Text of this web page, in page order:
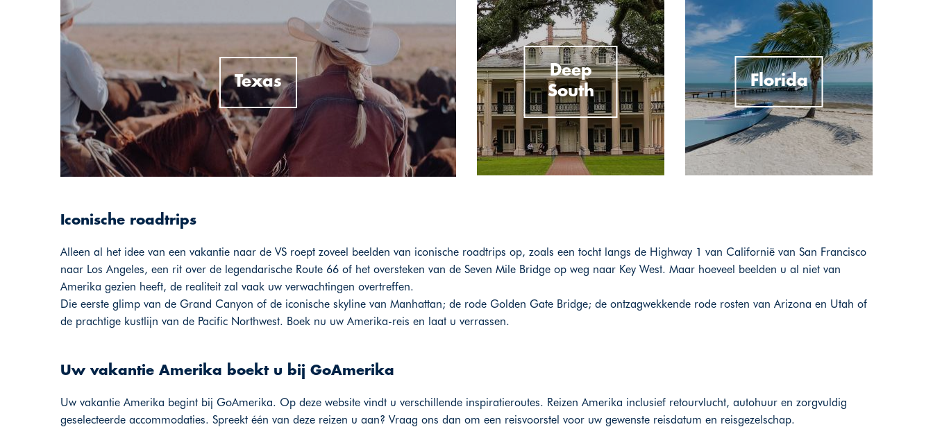
Texas
Deep
South
Florida
Iconische roadtrips
Alleen al het idee van een vakantie naar de VS roept zoveel beelden van iconische roadtrips op, zoals een tocht langs de Highway 1 van Californië van San Francisco
naar Los Angeles, een rit over de legendarische Route 66 of het oversteken van de Seven Mile Bridge op weg naar Key West. Maar hoeveel beelden u al niet van
Amerika gezien heeft, de realiteit zal vaak uw verwachtingen overtreffen.
Die eerste glimp van de Grand Canyon of de iconische skyline van Manhattan; de rode Golden Gate Bridge; de ontzagwekkende rode rosten van Arizona en Utah of
de prachtige kustlijn van de Pacific Northwest. Boek nu uw Amerika-reis en laat u verrassen.
Uw vakantie Amerika boekt u bij GoAmerika
Uw vakantie Amerika begint bij GoAmerika. Op deze website vindt u verschillende inspiratieroutes. Reizen Amerika inclusief retourvlucht, autohuur en zorgvuldig
geselecteerde accommodaties. Spreekt één van deze reizen u aan? Vraag ons dan om een reisvoorstel voor uw gewenste reisdatum en reisgezelschap.